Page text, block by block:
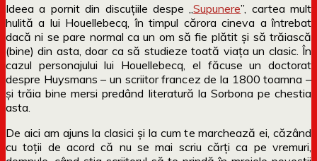
Ideea a pornit din discuțiile despe „Supunere”, cartea mult
hulită a lui Houellebecq, în timpul cărora cineva a întrebat
dacă ni se pare normal ca un om să fie plătit și să trăiască
(bine) din asta, doar ca să studieze toată viața un clasic. În
cazul personajului lui Houellebecq, el făcuse un doctorat
despre Huysmans – un scriitor francez de la 1800 toamna –
și trăia bine mersi predând literatură la Sorbona pe chestia
asta.
De aici am ajuns la clasici și la cum te marchează ei, căzând
cu toții de acord că nu se mai scriu cărți ca pe vremuri,